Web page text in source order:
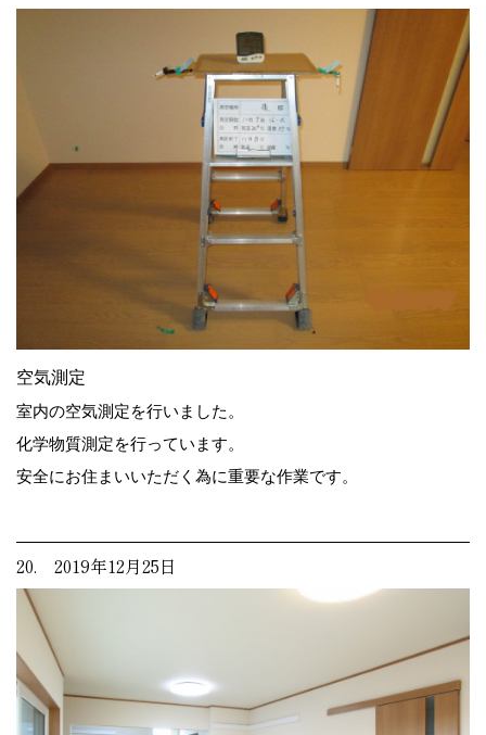
空気測定
室内の空気測定を行いました。
化学物質測定を行っています。
安全にお住まいいただく為に重要な作業です。
20. 2019年12月25日